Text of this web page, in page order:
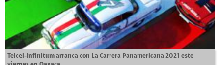
Telcel-Infinitum arranca con La Carrera Panamericana 2021 este